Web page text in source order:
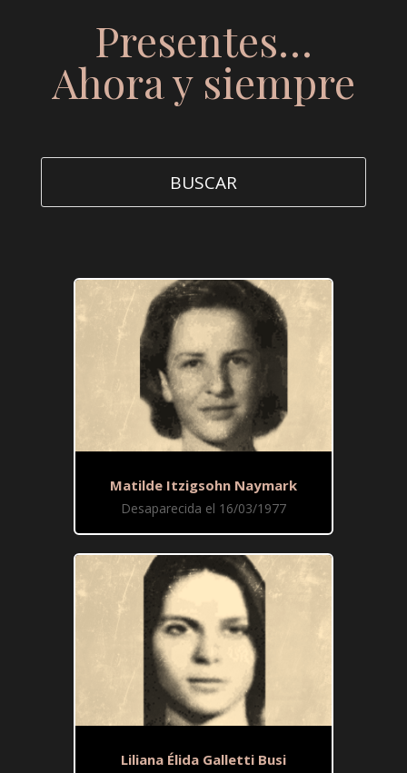
Presentes…
Ahora y siempre
Matilde Itzigsohn Naymark
Desaparecida el 16/03/1977
Liliana Élida Galletti Busi